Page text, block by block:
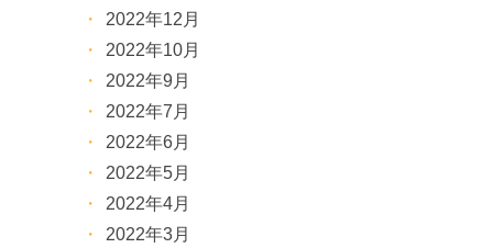
2022年12月
2022年10月
2022年9月
2022年7月
2022年6月
2022年5月
2022年4月
2022年3月